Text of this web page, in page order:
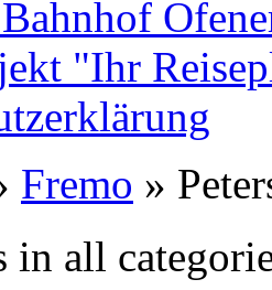
"Ihr
Fremo »
in all